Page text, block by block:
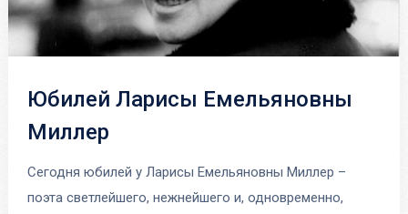
Юбилей Ларисы Емельяновны
Миллер
Сегодня юбилей у Ларисы Емельяновны Миллер –
поэта светлейшего, нежнейшего и, одновременно,